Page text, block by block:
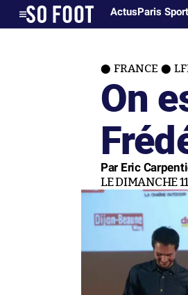
ActusParis
FRANCE
On
Par Eric
LE DIMANCHE